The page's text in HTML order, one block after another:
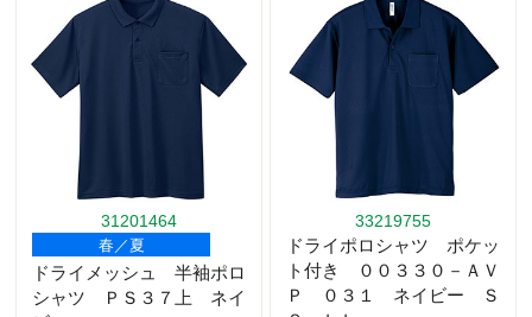
31201464
春／夏
ドライメッシュ 半袖ポロ
シャツ ＰＳ３７上 ネイ
33219755
ドライポロシャツ ポケッ
ト付き ００３３０－ＡＶ
Ｐ ０３１ ネイビー Ｓ